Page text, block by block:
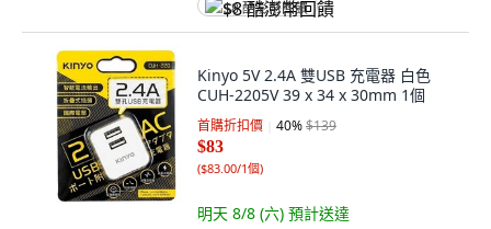
$8 酷澎幣回饋
Kinyo 5V 2.4A 雙USB 充電器 白色
CUH-2205V 39 x 34 x 30mm 1個
首購折扣價 40%$139
$83
($83.00/1個)
明天 8/8 (六) 預計送達